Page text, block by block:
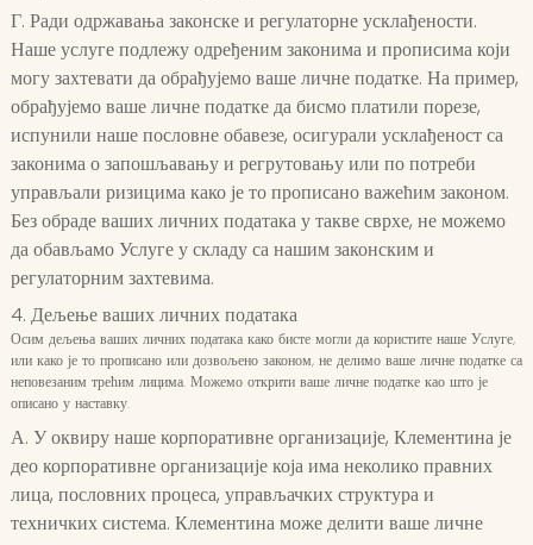
Г. Ради одржавања законске и регулаторне усклађености.
Наше услуге подлежу одређеним законима и прописима који
могу захтевати да обрађујемо ваше личне податке. На пример,
обрађујемо ваше личне податке да бисмо платили порезе,
испунили наше пословне обавезе, осигурали усклађеност са
законима о запошљавању и регрутовању или по потреби
управљали ризицима како је то прописано важећим законом.
Без обраде ваших личних података у такве сврхе, не можемо
да обављамо Услуге у складу са нашим законским и
регулаторним захтевима.
4. Дељење ваших личних података
Осим дељења ваших личних података како бисте могли да користите наше Услуге,
или како је то прописано или дозвољено законом, не делимо ваше личне податке са
неповезаним трећим лицима. Можемо открити ваше личне податке као што је
описано у наставку.
А. У оквиру наше корпоративне организације, Клементина је
део корпоративне организације која има неколико правних
лица, пословних процеса, управљачких структура и
техничких система. Клементина може делити ваше личне